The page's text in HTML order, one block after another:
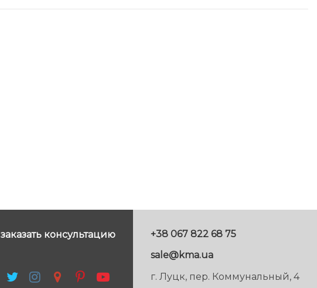
заказать консультацию
+38 067 822 68 75
sale@kma.ua
г. Луцк, пер. Коммунальный, 4